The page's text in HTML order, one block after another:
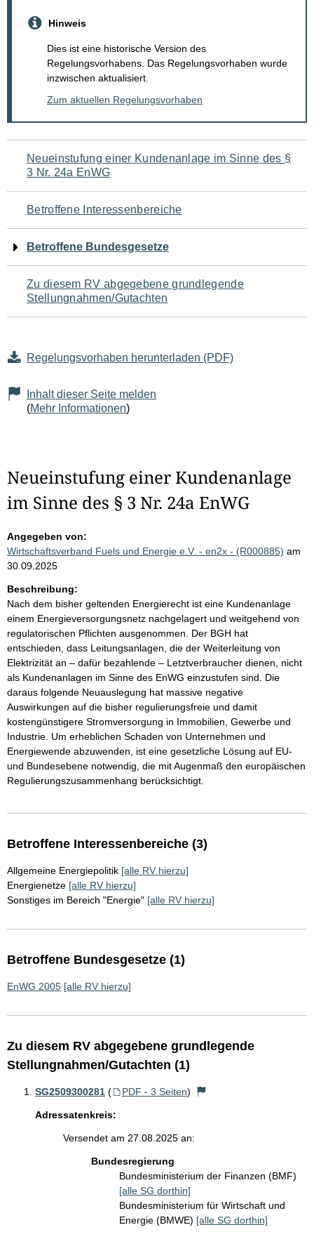
Hinweis
Dies ist eine historische Version des
Regelungsvorhabens. Das Regelungsvorhaben wurde
inzwischen aktualisiert.
Zum aktuellen Regelungsvorhaben
Navigation
für
den
Seiteninhalt
Neueinstufung einer Kundenanlage im Sinne des §
3 Nr. 24a EnWG
Betroffene Interessenbereiche
Betroffene Bundesgesetze
Zu diesem RV abgegebene grundlegende
Stellungnahmen/Gutachten
Regelungsvorhaben herunterladen (PDF)
Inhalt dieser Seite melden
(Mehr Informationen)
Neueinstufung einer Kundenanlage
im Sinne des § 3 Nr. 24a EnWG
Angegeben von:
Wirtschaftsverband Fuels und Energie e.V. - en2x - (R000885) am
30.09.2025
Beschreibung:
Nach dem bisher geltenden Energierecht ist eine Kundenanlage
einem Energieversorgungsnetz nachgelagert und weitgehend von
regulatorischen Pflichten ausgenommen. Der BGH hat
entschieden, dass Leitungsanlagen, die der Weiterleitung von
Elektrizität an – dafür bezahlende – Letztverbraucher dienen, nicht
als Kundenanlagen im Sinne des EnWG einzustufen sind. Die
daraus folgende Neuauslegung hat massive negative
Auswirkungen auf die bisher regulierungsfreie und damit
kostengünstigere Stromversorgung in Immobilien, Gewerbe und
Industrie. Um erheblichen Schaden von Unternehmen und
Energiewende abzuwenden, ist eine gesetzliche Lösung auf EU-
und Bundesebene notwendig, die mit Augenmaß den europäischen
Regulierungszusammenhang berücksichtigt.
Betroffene Interessenbereiche (3)
Allgemeine Energiepolitik [alle RV hierzu]
Energienetze [alle RV hierzu]
Sonstiges im Bereich "Energie" [alle RV hierzu]
Betroffene Bundesgesetze (1)
EnWG 2005 [alle RV hierzu]
Zu diesem RV abgegebene grundlegende
Stellungnahmen/Gutachten (1)
SG2509300281 ( PDF - 3 Seiten)
Adressatenkreis:
Versendet am 27.08.2025 an:
Bundesregierung
Bundesministerium der Finanzen (BMF)
[alle SG dorthin]
Bundesministerium für Wirtschaft und
Energie (BMWE) [alle SG dorthin]